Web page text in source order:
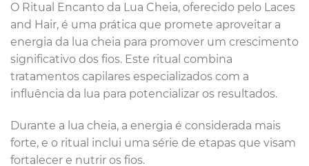
O Ritual Encanto da Lua Cheia, oferecido pelo Laces
and Hair, é uma prática que promete aproveitar a
energia da lua cheia para promover um crescimento
significativo dos fios. Este ritual combina
tratamentos capilares especializados com a
influência da lua para potencializar os resultados.
Durante a lua cheia, a energia é considerada mais
forte, e o ritual inclui uma série de etapas que visam
fortalecer e nutrir os fios.